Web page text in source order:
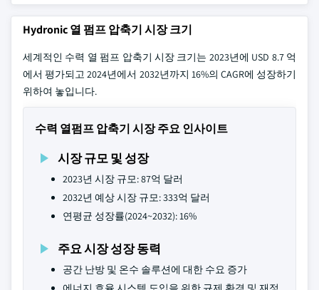
Hydronic 열 펌프 압축기 시장 크기
세계적인 수력 열 펌프 압축기 시장 크기는 2023년에 USD 8.7 억
에서 평가되고 2024년에서 2032년까지 16%의 CAGR에 성장하기
위하여 놓입니다.
수력 열펌프 압축기 시장 주요 인사이트
시장 규모 및 성장
2023년 시장 규모: 87억 달러
2032년 예상 시장 규모: 333억 달러
연평균 성장률(2024~2032): 16%
주요 시장 성장 동력
공간 난방 및 온수 솔루션에 대한 수요 증가